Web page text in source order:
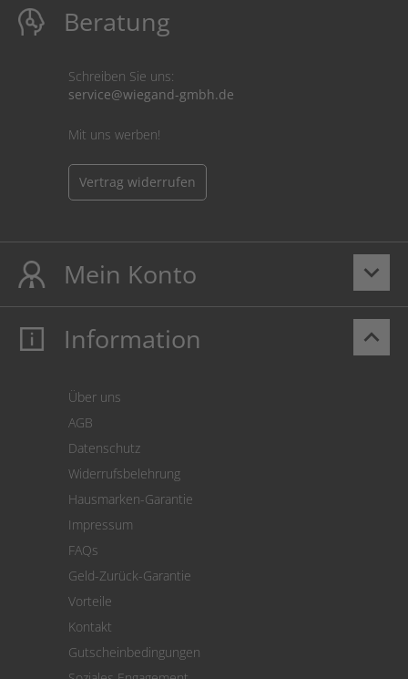
Beratung
Schreiben Sie uns:
service@wiegand-gmbh.de
Mit uns werben!
Vertrag widerrufen
keyboard_arrow_down
Mein Konto
Mein Konto
Cookie Einstellungen
keyboard_arrow_up
Information
Über uns
AGB
Datenschutz
Widerrufsbelehrung
Hausmarken-Garantie
Impressum
FAQs
Geld-Zurück-Garantie
Vorteile
Kontakt
Gutscheinbedingungen